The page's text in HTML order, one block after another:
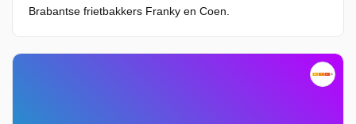
Brabantse frietbakkers Franky en Coen.